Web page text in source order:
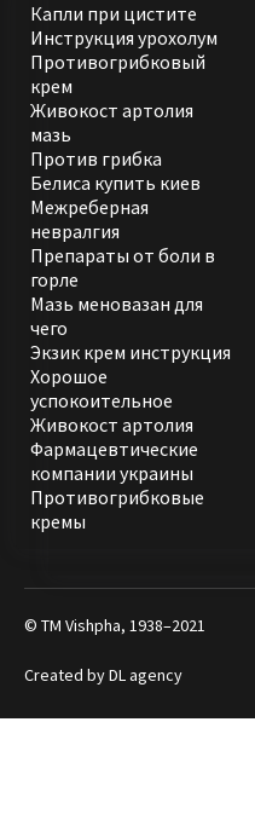
Капли при цистите
Инструкция урохолум
Противогрибковый
крем
Живокост артолия
мазь
Против грибка
Белиса купить киев
Межреберная
невралгия
Препараты от боли в
горле
Мазь меновазан для
чего
Экзик крем инструкция
Хорошое
успокоительное
Живокост артолия
Фармацевтические
компании украины
Противогрибковые
кремы
© ТМ Vishpha, 1938–2021
Created byDL agency